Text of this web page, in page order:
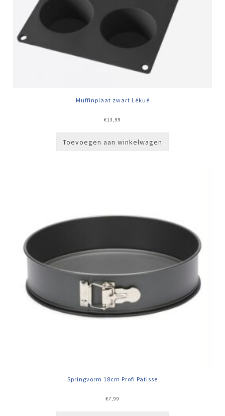
Muffinplaat zwart Lékué
€13,99
Toevoegen aan winkelwagen
Springvorm 18cm Profi Patisse
€7,99